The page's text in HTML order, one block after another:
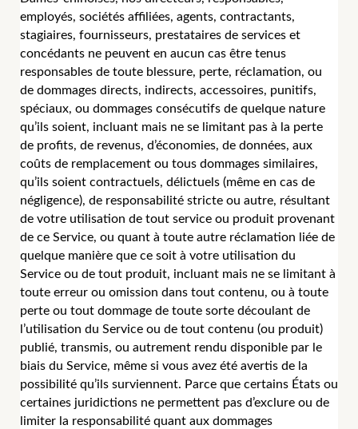
employés, sociétés affiliées, agents, contractants,
stagiaires, fournisseurs, prestataires de services et
concédants ne peuvent en aucun cas être tenus
responsables de toute blessure, perte, réclamation, ou
de dommages directs, indirects, accessoires, punitifs,
spéciaux, ou dommages consécutifs de quelque nature
qu’ils soient, incluant mais ne se limitant pas à la perte
de profits, de revenus, d’économies, de données, aux
coûts de remplacement ou tous dommages similaires,
qu’ils soient contractuels, délictuels (même en cas de
négligence), de responsabilité stricte ou autre, résultant
de votre utilisation de tout service ou produit provenant
de ce Service, ou quant à toute autre réclamation liée de
quelque manière que ce soit à votre utilisation du
Service ou de tout produit, incluant mais ne se limitant à
toute erreur ou omission dans tout contenu, ou à toute
perte ou tout dommage de toute sorte découlant de
l’utilisation du Service ou de tout contenu (ou produit)
publié, transmis, ou autrement rendu disponible par le
biais du Service, même si vous avez été avertis de la
possibilité qu’ils surviennent. Parce que certains États ou
certaines juridictions ne permettent pas d’exclure ou de
limiter la responsabilité quant aux dommages